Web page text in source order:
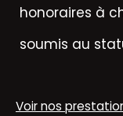
honoraires à
soumis au
Voir nos